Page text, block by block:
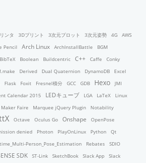
ンタ 3Dプリント 3次元プロット 3次元姿勢 4G
AWS
Pencil Arch Linux ArchInstallBattle
BGM
BibTeX Boolean Buildcentric C++ Caffe
Conky
Derived Dual Quaternion DynamoDB
Excel
Flask Foxit Fresnel積分 GCC GDB Hexo
JMI
Calendar 2015 LEDキューブ LGA LaTeX Linux
Maker Faire Marquee jQuery Plugin
Notability
Octave Oculus Go Onshape
OpenPose
denied Photon PlayOnLinux Python
Qt
Person_Pose_Estimation Rebates
SDIO
SDK ST-Link SketchBook Slack App
Slack